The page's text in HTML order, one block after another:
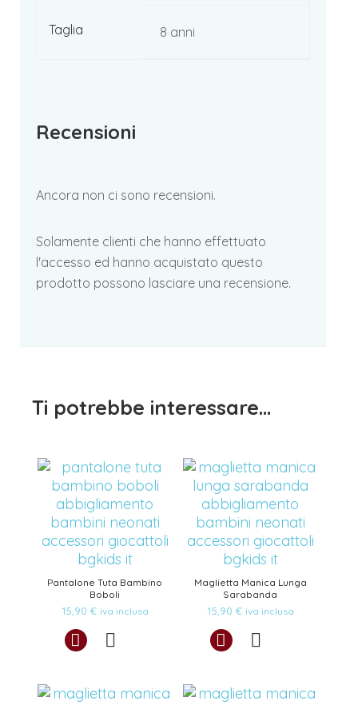
Taglia 8 anni
Recensioni
Ancora non ci sono recensioni.
Solamente clienti che hanno effettuato
l'accesso ed hanno acquistato questo
prodotto possono lasciare una recensione.
Ti potrebbe interessare…
Pantalone Tuta Bambino
Boboli
15,90 € iva inclusa
Maglietta Manica Lunga
Sarabanda
15,90 € iva inclusa